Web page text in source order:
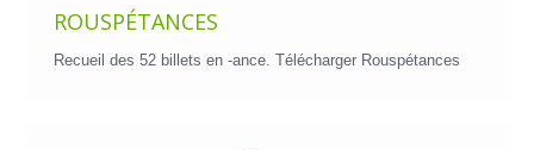
ROUSPÉTANCES
Recueil des 52 billets en -ance. Télécharger Rouspétances